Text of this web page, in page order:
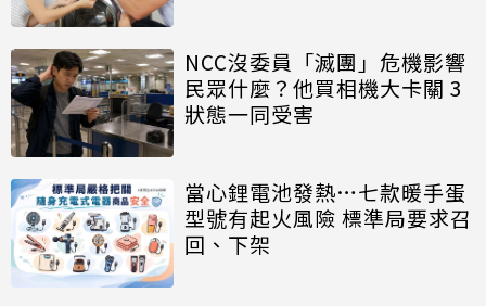
NCC沒委員「滅團」危機影響
民眾什麼？他買相機大卡關 3
狀態一同受害
當心鋰電池發熱…七款暖手蛋
型號有起火風險 標準局要求召
回、下架